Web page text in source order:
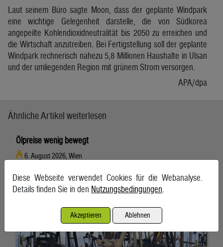
Laut seinem Büro sagte Moon, dass der geplante Windpark
eine wichtige Gelegenheit darstelle, die von Südkorea
angepeilte Kohlendioxidneutralität bis 2050 zu erreichen und
die Wirtschaft anzutreiben. Bei Fertigstellung soll der geplante
Windpark rechnerisch nahezu 5,8 Millionen Haushalte in Ulsan
und der umliegenden Region mit grünem Strom versorgen.
APA/dpa
Ähnliche Artikel weiterlesen
Ölpreise wenig bewegt
6. August 2026, Wien
Diese Webseite verwendet Cookies für die Webanalyse.
Details finden Sie in den Nutzungsbedingungen.
Akzeptieren Ablehnen